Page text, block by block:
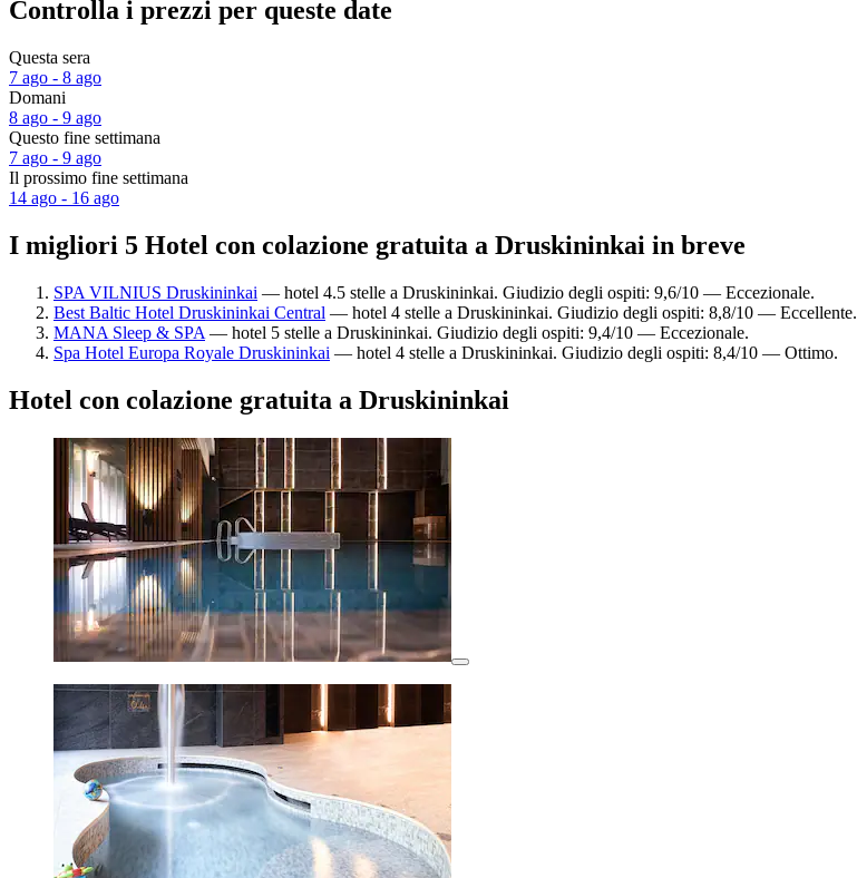
Controlla i prezzi per queste date
Questa sera
7 ago - 8 ago
Domani
8 ago - 9 ago
Questo fine settimana
7 ago - 9 ago
Il prossimo fine settimana
14 ago - 16 ago
I migliori 5 Hotel con colazione gratuita a Druskininkai in breve
SPA VILNIUS Druskininkai — hotel 4.5 stelle a Druskininkai. Giudizio degli ospiti: 9,6/10 — Eccezionale.
Best Baltic Hotel Druskininkai Central — hotel 4 stelle a Druskininkai. Giudizio degli ospiti: 8,8/10 — Eccellente.
MANA Sleep & SPA — hotel 5 stelle a Druskininkai. Giudizio degli ospiti: 9,4/10 — Eccezionale.
Spa Hotel Europa Royale Druskininkai — hotel 4 stelle a Druskininkai. Giudizio degli ospiti: 8,4/10 — Ottimo.
Hotel con colazione gratuita a Druskininkai